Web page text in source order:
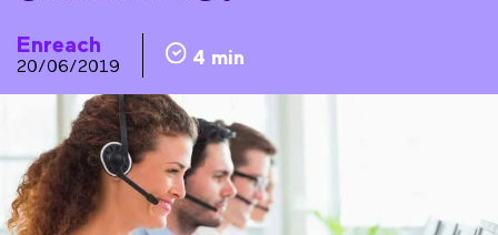
Enreach
20/06/2019 4 min